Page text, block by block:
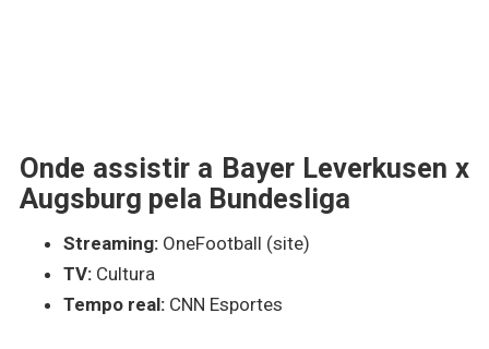
Onde assistir a Bayer Leverkusen x
Augsburg pela Bundesliga
Streaming:OneFootball (site)
TV:Cultura
Tempo real:CNN Esportes